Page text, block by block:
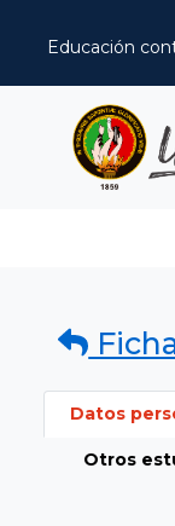
Educación
Datos
Otros